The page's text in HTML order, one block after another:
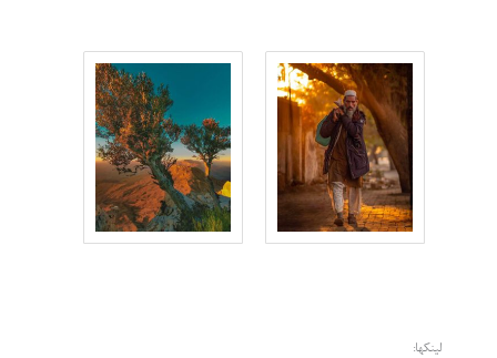
لینکها: